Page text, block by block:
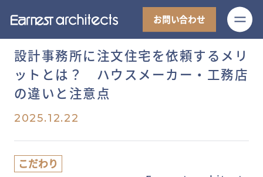
お問い合わせ
設計事務所に注文住宅を依頼するメリ
ットとは？ ハウスメーカー・工務店
の違いと注意点
2025.12.22
こだわり